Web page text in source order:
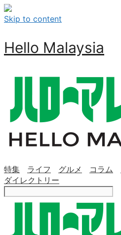
Skip to content
Hello Malaysia
特集 ライフ グルメ コラム
ダイレクトリー